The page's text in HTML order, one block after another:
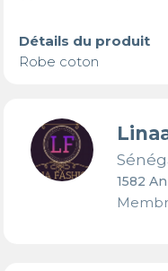
Détails du produit
Robe coton
1582